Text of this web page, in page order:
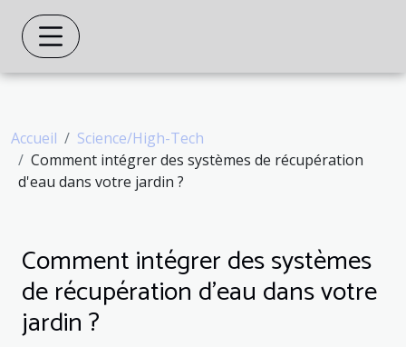
Accueil
Science/High-Tech
Comment intégrer des systèmes de récupération
d'eau dans votre jardin ?
Comment intégrer des systèmes
de récupération d'eau dans votre
jardin ?